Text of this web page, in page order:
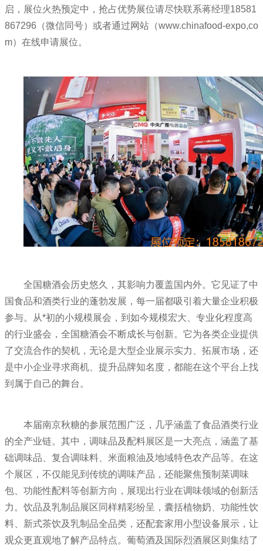
启，展位火热预定中，抢占优势展位请尽快联系蒋经理18581
867296（微信同号）或者通过网站（www.chinafood-expo,co
m）在线申请展位。
全国糖酒会历史悠久，其影响力覆盖国内外。它见证了中
国食品和酒类行业的蓬勃发展，每一届都吸引着大量企业积极
参与。从*初的小规模展会，到如今规模宏大、专业化程度高
的行业盛会，全国糖酒会不断成长与创新。它为各类企业提供
了交流合作的契机，无论是大型企业展示实力、拓展市场，还
是中小企业寻求商机、提升品牌知名度，都能在这个平台上找
到属于自己的舞台。
本届南京秋糖的参展范围广泛，几乎涵盖了食品酒类行业
的全产业链。其中，调味品及配料展区是一大亮点，涵盖了基
础调味品、复合调味料、米面粮油及地域特色农产品等。在这
个展区，不仅能见到传统的调味产品，还能聚焦预制菜调味
包、功能性配料等创新方向，展现出行业在调味领域的创新活
力。饮品及乳制品展区同样精彩纷呈，囊括植物奶、功能性饮
料、新式茶饮及乳制品全品类，还配套家用小型设备展示，让
观众更直观地了解产品特点。葡萄酒及国际烈酒展区则集结了